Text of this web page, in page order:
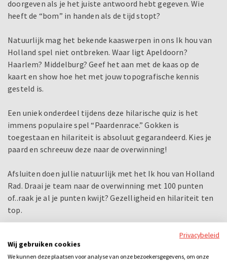
doorgeven als je het juiste antwoord hebt gegeven. Wie
heeft de “bom” in handen als de tijd stopt?
Natuurlijk mag het bekende kaaswerpen in ons Ik hou van
Holland spel niet ontbreken. Waar ligt Apeldoorn?
Haarlem? Middelburg? Geef het aan met de kaas op de
kaart en show hoe het met jouw topografische kennis
gesteld is.
Een uniek onderdeel tijdens deze hilarische quiz is het
immens populaire spel “Paardenrace.” Gokken is
toegestaan en hilariteit is absoluut gegarandeerd. Kies je
paard en schreeuw deze naar de overwinning!
Afsluiten doen jullie natuurlijk met het Ik hou van Holland
Rad. Draai je team naar de overwinning met 100 punten
of..raak je al je punten kwijt? Gezelligheid en hilariteit ten
top.
Het spel kan ook apart gespeeld worden van het diner, dan
ga je eerst heerlijk dineren en daarna de spelshow spelen of
andersom. Dan duurt het arrangement 4 uur. Kies je ervoor
Privacybeleid
Wij gebruiken cookies
We kunnen deze plaatsen voor analyse van onze bezoekersgegevens, om onze